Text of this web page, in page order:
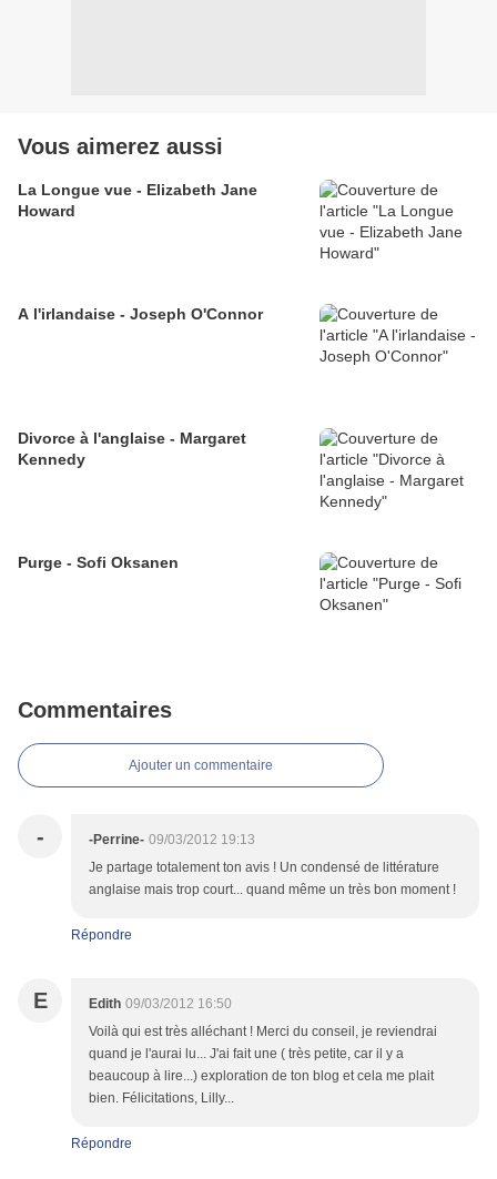
Vous aimerez aussi
La Longue vue - Elizabeth Jane
Howard
A l'irlandaise - Joseph O'Connor
Divorce à l'anglaise - Margaret
Kennedy
Purge - Sofi Oksanen
Commentaires
Ajouter un commentaire
- -Perrine- 09/03/2012 19:13
Je partage totalement ton avis ! Un condensé de littérature
anglaise mais trop court... quand même un très bon moment !
Répondre
E Edith 09/03/2012 16:50
Voilà qui est très alléchant ! Merci du conseil, je reviendrai
quand je l'aurai lu... J'ai fait une ( très petite, car il y a
beaucoup à lire...) exploration de ton blog et cela me plait
bien. Félicitations, Lilly...
Répondre